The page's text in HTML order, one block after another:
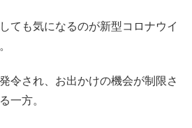
ても気になるのが新型コロナウイ
令され、お出かけの機会が制限さ
一方。